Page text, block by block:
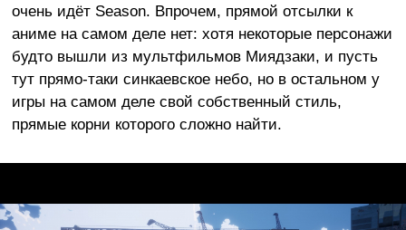
очень идёт Season. Впрочем, прямой отсылки к
аниме на самом деле нет: хотя некоторые персонажи
будто вышли из мультфильмов Миядзаки, и пусть
тут прямо-таки синкаевское небо, но в остальном у
игры на самом деле свой собственный стиль,
прямые корни которого сложно найти.